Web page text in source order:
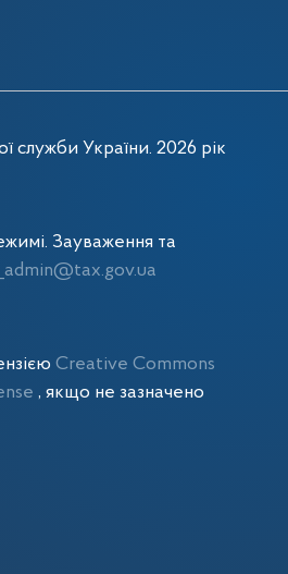
служби України. 2026 рік
Зауваження та
Creative Commons
, якщо не зазначено